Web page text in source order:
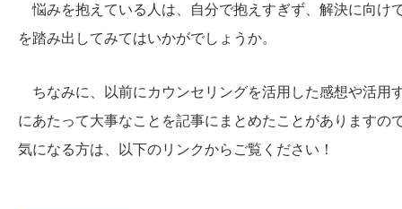
悩みを抱えている人は、自分で抱えすぎず、解決に向け
を踏み出してみてはいかがでしょうか。
ちなみに、以前にカウンセリングを活用した感想や活用
にあたって大事なことを記事にまとめたことがありますの
気になる方は、以下のリンクからご覧ください！